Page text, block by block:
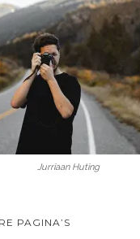
Jurriaan Huting
PAGINA’S